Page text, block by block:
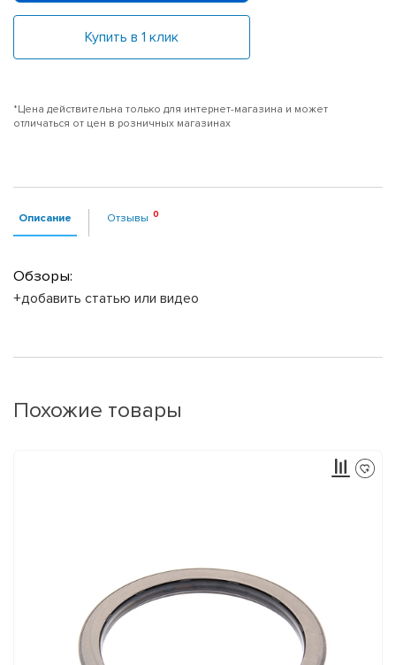
Купить в 1 клик
*Цена действительна только для интернет-магазина и может
отличаться от цен в розничных магазинах
Описание Отзывы
Обзоры:
+добавить статью или видео
Похожие товары